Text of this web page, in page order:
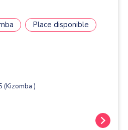
Place disponible
(Kizomba )